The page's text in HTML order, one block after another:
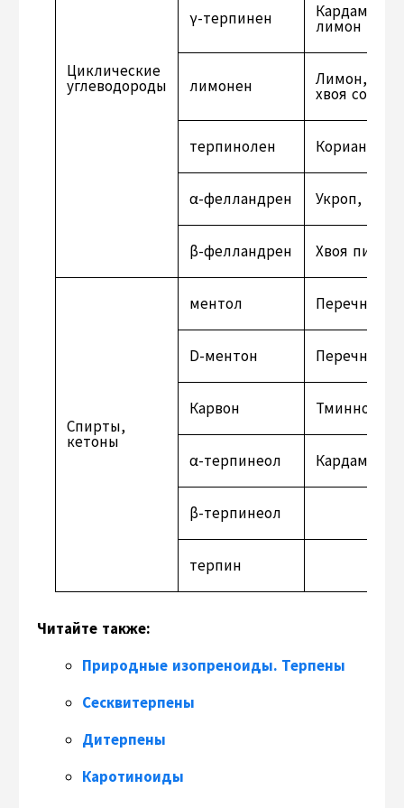
Циклические
углеводороды
γ-терпинен Кардамон,
лимон
лимонен Лимон,
хвоя
терпинолен Кориандр
α-фелландрен Укроп,
β-фелландрен Хвоя пихты
Спирты,
кетоны
ментол Перечная
D-ментон Перечное
Карвон Тминное,
α-терпинеол Кардамон
β-терпинеол
терпин
Читайте также:
Природные изопреноиды. Терпены
Сесквитерпены
Дитерпены
Каротиноиды